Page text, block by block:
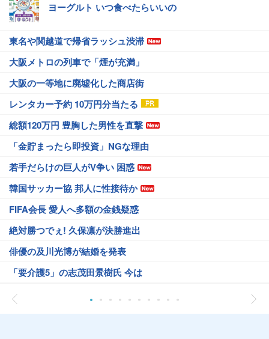
ヨーグルト いつ食べたらいいの
東名や関越道で帰省ラッシュ渋滞
大阪メトロの列車で「煙が充満」
大阪の一等地に廃墟化した商店街
レンタカー予約 10万円分当たる
総額120万円 豊胸した男性を直撃
「金貯まったら即投資」NGな理由
若手だらけの巨人がV争い 困惑
韓国サッカー協 邦人に性接待か
FIFA会長 愛人へ多額の金銭疑惑
絶対勝つでぇ! 久保凛が決勝進出
俳優の及川光博が結婚を発表
「要介護5」の志茂田景樹氏 今は